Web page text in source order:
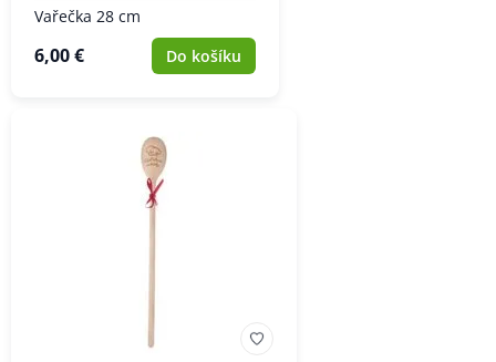
Vařečka 28 cm
6,00 € Do košíku